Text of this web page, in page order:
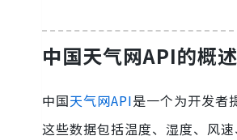
中国天气网API的概述
中国天气网API是一个为开发者
这些数据包括温度、湿度、风